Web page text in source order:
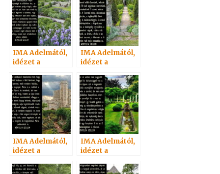
IMA Adelmától,
idézet a
Szellemtől 52.
IMA Adelmától,
idézet a
Szellemtől 9.
IMA Adelmától,
idézet a
Szellemtől 35.
IMA Adelmától,
idézet a
Szellemtől 19.